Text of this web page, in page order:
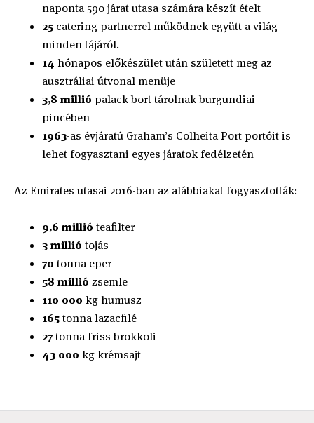
naponta 590 járat utasa számára készít ételt
25 catering partnerrel működnek együtt a világ
minden tájáról.
14 hónapos előkészület után született meg az
ausztráliai útvonal menüje
3,8 millió palack bort tárolnak burgundiai
pincében
1963-as évjáratú Graham’s Colheita Port portóit is
lehet fogyasztani egyes járatok fedélzetén
Az Emirates utasai 2016-ban az alábbiakat fogyasztották:
9,6 millió teafilter
3 millió tojás
70 tonna eper
58 millió zsemle
110 000 kg humusz
165tonna lazacfilé
27tonna friss brokkoli
43 000 kg krémsajt